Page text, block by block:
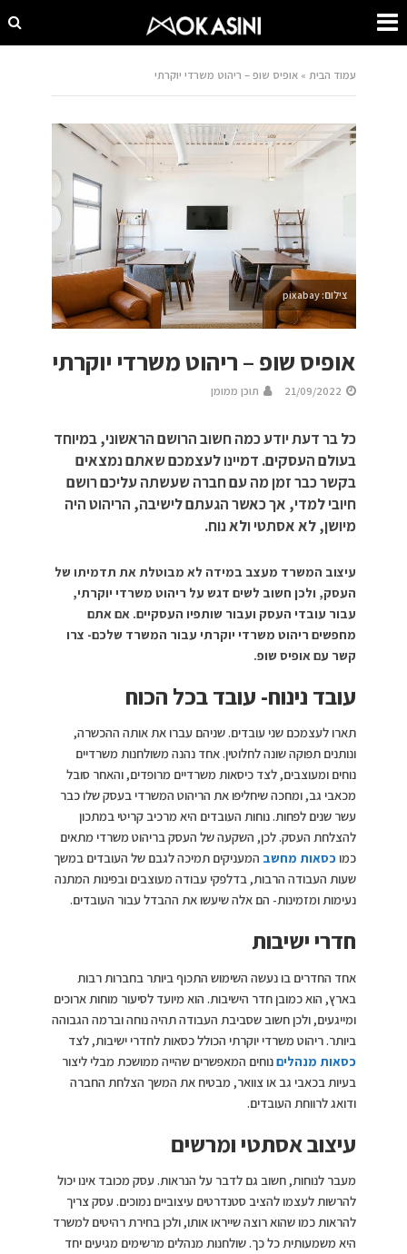
עמוד הבית »אופיס שופ – ריהוט משרדי יוקרתי
צילום: pixabay
אופיס שופ – ריהוט משרדי יוקרתי
21/09/2022 תוכן ממומן
כל בר דעת יודע כמה חשוב הרושם הראשוני, במיוחד
בעולם העסקים. דמיינו לעצמכם שאתם נמצאים
בקשר כבר זמן מה עם חברה שעשתה עליכם רושם
חיובי למדי, אך כאשר הגעתם לישיבה, הריהוט היה
מיושן, לא אסתטי ולא נוח.
עיצוב המשרד מעצב במידה לא מבוטלת את תדמיתו של
העסק, ולכן חשוב לשים דגש על ריהוט משרדי יוקרתי,
עבור עובדי העסק ועבור שותפיו העסקיים. אם אתם
מחפשים ריהוט משרדי יוקרתי עבור המשרד שלכם- צרו
קשר עם אופיס שופ.
עובד נינוח- עובד בכל הכוח
תארו לעצמכם שני עובדים. שניהם עברו את אותה ההכשרה,
ונותנים תפוקה שונה לחלוטין. אחד נהנה משולחנות משרדיים
נוחים ומעוצבים, לצד כיסאות משרדיים מרופדים, והאחר סובל
מכאבי גב, ומחכה שיחליפו את הריהוט המשרדי בעסק שלו כבר
עשר שנים לפחות. נוחות העובדים היא מרכיב קריטי במתכון
להצלחת העסק. לכן, השקעה של העסק בריהוט משרדי מתאים
כמו כסאות מחשב המעניקים תמיכה לגבם של העובדים במשך
שעות העבודה הרבות, בדלפקי עבודה מעוצבים ובפינות המתנה
נעימות ומזמינות- הם אלה שיעשו את ההבדל עבור העובדים.
חדרי ישיבות
אחד החדרים בו נעשה השימוש התכוף ביותר בחברות רבות
בארץ, הוא כמובן חדר הישיבות. הוא מיועד לסיעור מוחות ארוכים
ומייגעים, ולכן חשוב שסביבת העבודה תהיה נוחה וברמה הגבוהה
ביותר. ריהוט משרדי יוקרתי הכולל כסאות לחדרי ישיבות, לצד
כסאות מנהליםנוחים המאפשרים שהייה ממושכת מבלי ליצור
בעיות בכאבי גב או צוואר, מבטיח את המשך הצלחת החברה
ודואג לרווחת העובדים.
עיצוב אסתטי ומרשים
מעבר לנוחות, חשוב גם לדבר על הנראות. עסק מכובד אינו יכול
להרשות לעצמו להציב סטנדרטים עיצוביים נמוכים. עסק צריך
להראות כמו שהוא רוצה שייראו אותו, ולכן בחירת רהיטים למשרד
היא משמעותית כל כך. שולחנות מנהלים מרשימים מגיעים יחד